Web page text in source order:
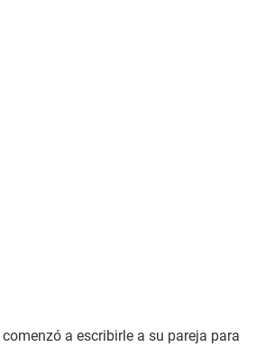
a escribirle a su pareja para